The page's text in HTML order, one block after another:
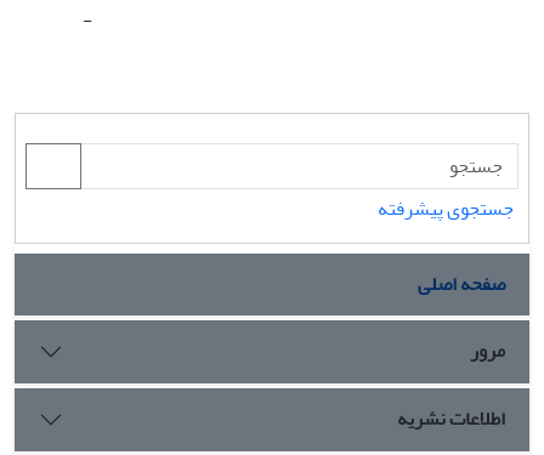
-
جستجوی پیشرفته
صفحه اصلی
مرور
اطلاعات نشریه